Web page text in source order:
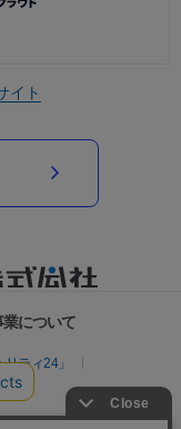
イト
について
ティ24」